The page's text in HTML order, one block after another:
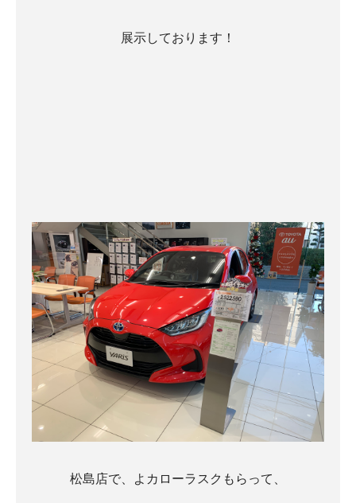
展示しております！
松島店で、よカローラスクもらって、